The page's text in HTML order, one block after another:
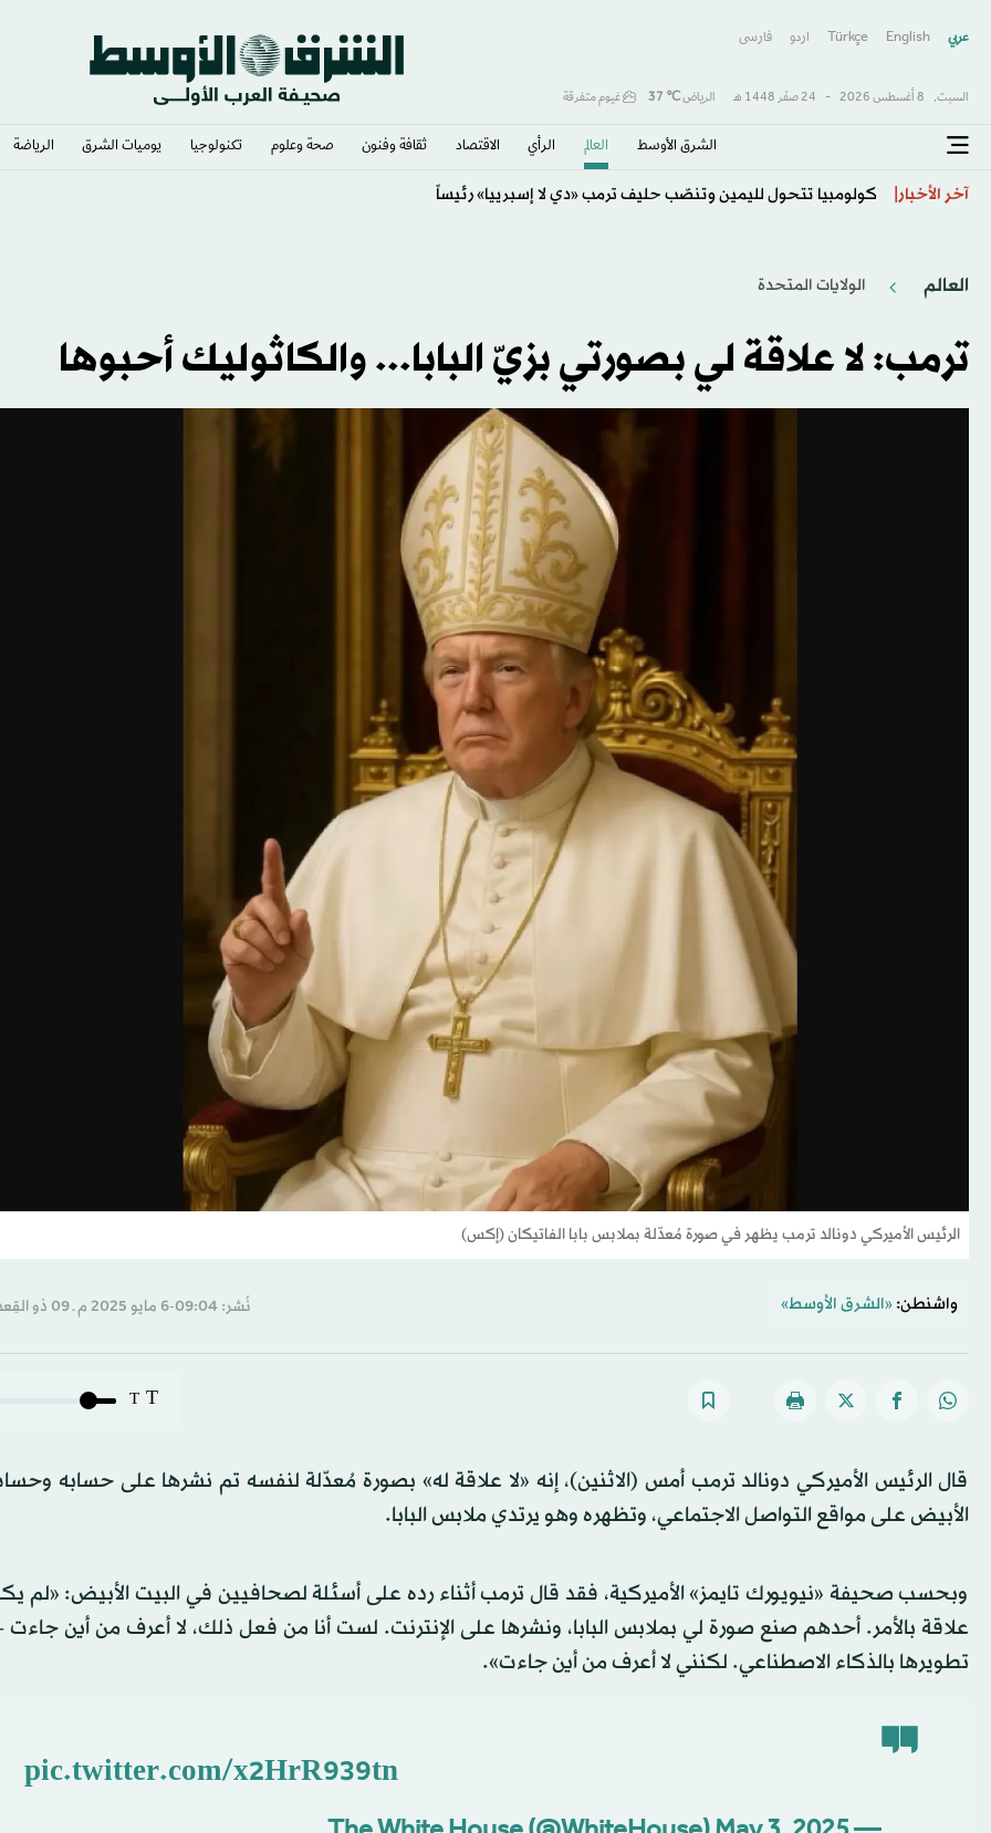
عربي English
Türkçe اردو فارسى
السبت, 8 أغسطس 2026 - 24 صفَر 1448 هـ الرياض℃
37 غيوم متفرقة
الشرق الأوسط​ العالم الرأي الاقتصاد ثقافة وفنون صحة وعلوم تكنولوجيا يوميات الشرق​ الرياضة
آخر الأخبار كولومبيا تتحول لليمين وتنصّب حليف ترمب «دي لا إسبرييا» رئيساً
العالم الولايات المتحدة​
ترمب: لا علاقة لي بصورتي بزيّ البابا... والكاثوليك أحبوها
الرئيس الأميركي دونالد ترمب يظهر في صورة مُعدّلة بملابس بابا الفاتيكان (إكس)
واشنطن: «الشرق الأوسط» نُشر: 09:04-6 مايو 2025 م ـ 09 ذو القِعدة 1446 هـ
T
T
قال الرئيس الأميركي دونالد ترمب أمس (الاثنين)، إنه «لا علاقة له» بصورة مُعدّلة لنفسه تم نشرها على حسابه
الأبيض على مواقع التواصل الاجتماعي، وتظهره وهو يرتدي ملابس البابا.
وبحسب صحيفة «نيويورك تايمز» الأميركية، فقد قال ترمب أثناء رده على أسئلة لصحافيين في البيت الأبيض: «لم
علاقة بالأمر. أحدهم صنع صورة لي بملابس البابا، ونشرها على الإنترنت. لست أنا من فعل ذلك، لا أعرف من أين جاءت
تطويرها بالذكاء الاصطناعي. لكنني لا أعرف من أين جاءت».
pic.twitter.com/x2HrR939tn